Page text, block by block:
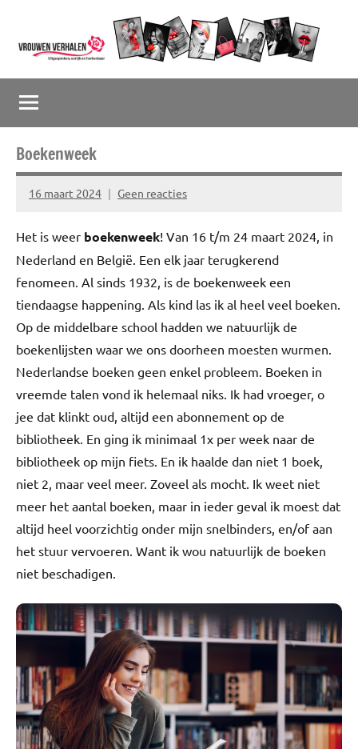
inhoud
springen
Vrouwenverhalen
en
herkenbaar
Boekenweek
16 maart 2024
Susan
Geen reacties
Het is weer boekenweek! Van 16 t/m 24 maart 2024, in
Nederland en België. Een elk jaar terugkerend
fenomeen. Al sinds 1932, is de boekenweek een
tiendaagse happening. Als kind las ik al heel veel boeken.
Op de middelbare school hadden we natuurlijk de
boekenlijsten waar we ons doorheen moesten wurmen.
Nederlandse boeken geen enkel probleem. Boeken in
vreemde talen vond ik helemaal niks. Ik had vroeger, o
jee dat klinkt oud, altijd een abonnement op de
bibliotheek. En ging ik minimaal 1x per week naar de
bibliotheek op mijn fiets. En ik haalde dan niet 1 boek,
niet 2, maar veel meer. Zoveel als mocht. Ik weet niet
meer het aantal boeken, maar in ieder geval ik moest dat
altijd heel voorzichtig onder mijn snelbinders, en/of aan
het stuur vervoeren. Want ik wou natuurlijk de boeken
niet beschadigen.